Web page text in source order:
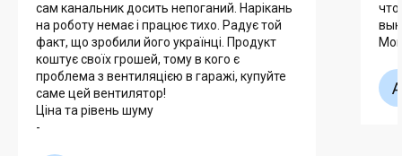
сам канальник досить непоганий. Нарікань
на роботу немає і працює тихо. Радує той
факт, що зробили його українці. Продукт
коштує своїх грошей, тому в кого є
проблема з вентиляцією в гаражі, купуйте
саме цей вентилятор!
Ціна та рівень шуму
-